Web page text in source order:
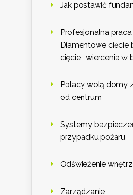
Jak postawić
Profesjonalna
Diamentowe cięcie
cięcie i wiercenie w
Polacy wolą domy
od centrum
Systemy
przypadku pożaru
Odświeżenie
Zarządzanie